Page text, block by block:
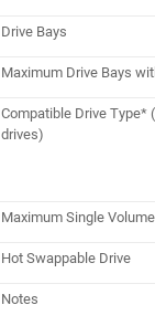
Drive Bays
Maximum Drive Bays
Compatible Drive Type*
drives)
Maximum Single
Hot Swappable Drive
Notes